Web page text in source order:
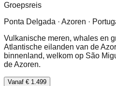
Groepsreis
Ponta Delgada · Azoren ·
Vulkanische meren, whales en
Atlantische eilanden van de
binnenland, welkom op São
de Azoren.
Vanaf € 1.499